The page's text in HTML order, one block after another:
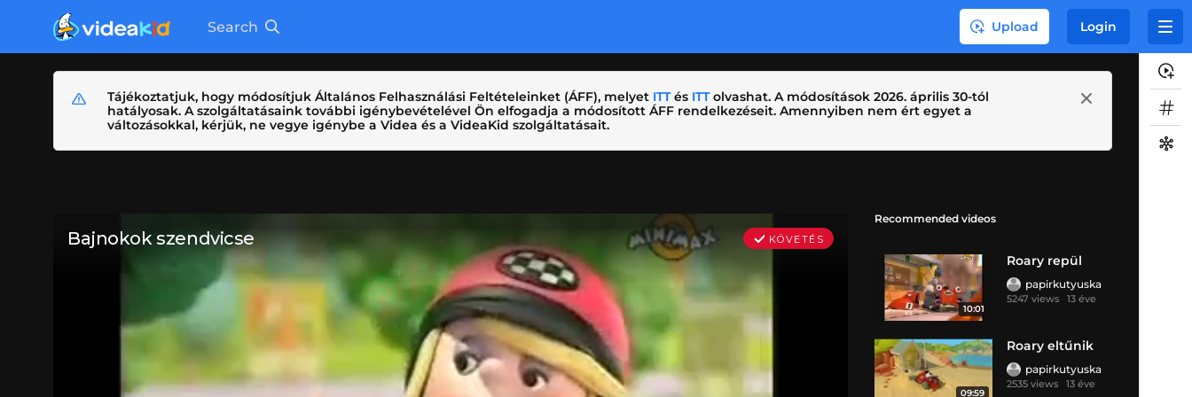
Search Upload Login
Tájékoztatjuk, hogy módosítjuk Általános Felhasználási Feltételeinket (ÁFF), melyet ITTés ITTolvashat. A módosítások 2026. április 30-tól
hatályosak. A szolgáltatásaink további igénybevételével Ön elfogadja a módosított ÁFF rendelkezéseit. Amennyiben nem ért egyet a
változásokkal, kérjük, ne vegye igénybe a Videa és a VideaKid szolgáltatásait.
Recommended videos
10:01
Roary repül
papirkutyuska
5247 views 13 éve
09:59
Roary eltűnik
papirkutyuska
2535 views 13 éve